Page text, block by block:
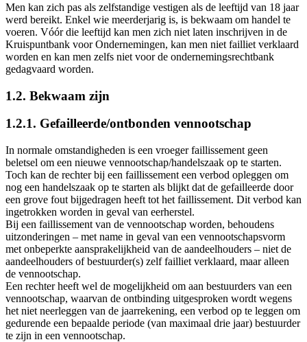
Men kan zich pas als zelfstandige vestigen als de leeftijd van 18 jaar
werd bereikt. Enkel wie meerderjarig is, is bekwaam om handel te
voeren. Vóór die leeftijd kan men zich niet laten inschrijven in de
Kruispuntbank voor Ondernemingen, kan men niet failliet verklaard
worden en kan men zelfs niet voor de ondernemingsrechtbank
gedagvaard worden.
1.2. Bekwaam zijn
1.2.1. Gefailleerde/ontbonden vennootschap
In normale omstandigheden is een vroeger faillissement geen
beletsel om een nieuwe vennootschap/handelszaak op te starten.
Toch kan de rechter bij een faillissement een verbod opleggen om
nog een handelszaak op te starten als blijkt dat de gefailleerde door
een grove fout bijgedragen heeft tot het faillissement. Dit verbod kan
ingetrokken worden in geval van eerherstel.
Bij een faillissement van de vennootschap worden, behoudens
uitzonderingen – met name in geval van een vennootschapsvorm
met onbeperkte aansprakelijkheid van de aandeelhouders – niet de
aandeelhouders of bestuurder(s) zelf failliet verklaard, maar alleen
de vennootschap.
Een rechter heeft wel de mogelijkheid om aan bestuurders van een
vennootschap, waarvan de ontbinding uitgesproken wordt wegens
het niet neerleggen van de jaarrekening, een verbod op te leggen om
gedurende een bepaalde periode (van maximaal drie jaar) bestuurder
te zijn in een vennootschap.